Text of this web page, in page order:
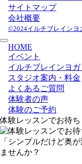
サイトマップ
会社概要
©2024イルチブレインヨ
HOME
イベント
イルチブレインヨガ
スタジオ案内・料金
よくあるご質問
体験者の声
体験のご予約
体験レッスンでお待
「シンプルだけど奥
ませんか？